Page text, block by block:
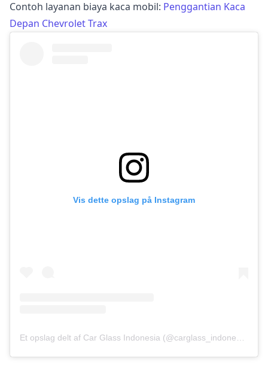
Contoh layanan biaya kaca mobil: Penggantian Kaca
Depan Chevrolet Trax
Vis dette opslag på Instagram